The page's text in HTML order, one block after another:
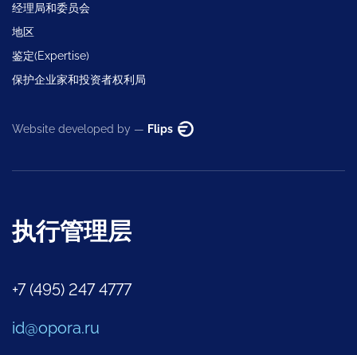
经理局和委员会
地区
鉴定(Expertise)
保护企业家和投资者权利局
Website developed by — Flips
执行管理层
+7 (495) 247 4777
id@opora.ru